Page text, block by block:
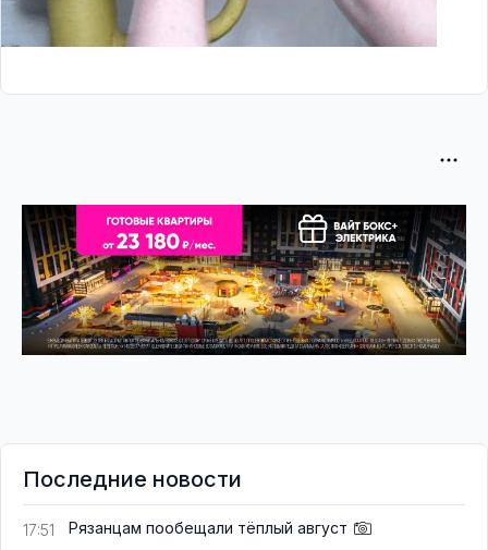
Последние новости
17:51 Рязанцам пообещали тёплый август